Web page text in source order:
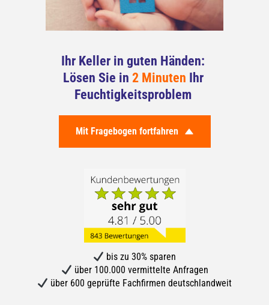
Ihr Keller in guten Händen:
Lösen Sie in 2 Minuten Ihr
Feuchtigkeitsproblem
Mit Fragebogen fortfahren
bis zu 30% sparen
über 100.000 vermittelte Anfragen
über 600 geprüfte Fachfirmen deutschlandweit